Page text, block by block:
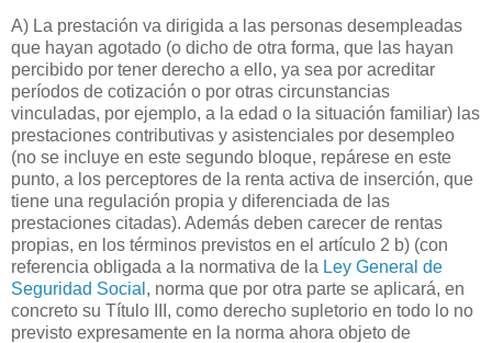
A) La prestación va dirigida a las personas desempleadas
que hayan agotado (o dicho de otra forma, que las hayan
percibido por tener derecho a ello, ya sea por acreditar
períodos de cotización o por otras circunstancias
vinculadas, por ejemplo, a la edad o la situación familiar) las
prestaciones contributivas y asistenciales por desempleo
(no se incluye en este segundo bloque, repárese en este
punto, a los perceptores de la renta activa de inserción, que
tiene una regulación propia y diferenciada de las
prestaciones citadas). Además deben carecer de rentas
propias, en los términos previstos en el artículo 2 b) (con
referencia obligada a la normativa de la Ley General de
Seguridad Social , norma que por otra parte se aplicará, en
concreto su Título III, como derecho supletorio en todo lo no
previsto expresamente en la norma ahora objeto de